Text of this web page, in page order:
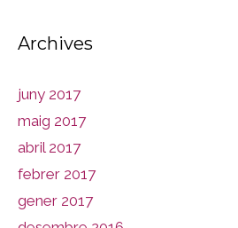
Archives
juny 2017
maig 2017
abril 2017
febrer 2017
gener 2017